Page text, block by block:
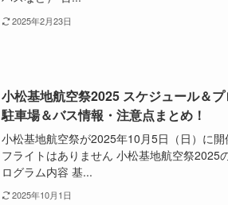
2025年2月23日
小松基地航空祭2025 スケジュール＆
駐車場＆バス情報・注意点まとめ！
小松基地航空祭が2025年10月5日（日）に
フライトはありません 小松基地航空祭2025
ログラム内容 基...
2025年10月1日